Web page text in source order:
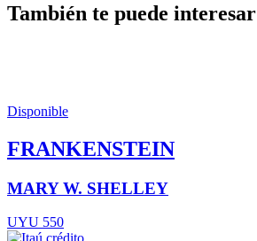
También te puede interesar
Disponible
FRANKENSTEIN
MARY W. SHELLEY
UYU 550